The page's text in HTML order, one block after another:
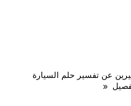
تأويلات لابن سيرين عن تفسير حلم السيارة